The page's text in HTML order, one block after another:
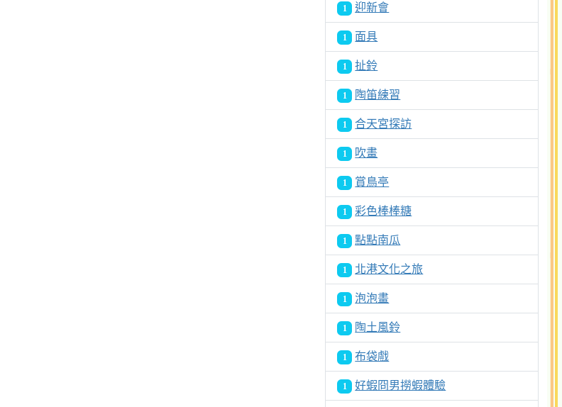
1 迎新會
1 面具
1 扯鈴
1 陶笛練習
1 合天宮探訪
1 吹畫
1 賞鳥亭
1 彩色棒棒糖
1 點點南瓜
1 北港文化之旅
1 泡泡畫
1 陶土風鈴
1 布袋戲
1 好蝦冏男撈蝦體驗